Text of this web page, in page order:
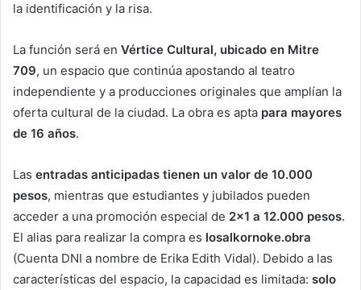
la identificación y la risa.
La función será en Vértice Cultural, ubicado en Mitre
709, un espacio que continúa apostando al teatro
independiente y a producciones originales que amplían la
oferta cultural de la ciudad. La obra es apta para mayores
de 16 años.
Las entradas anticipadas tienen un valor de 10.000
pesos, mientras que estudiantes y jubilados pueden
acceder a una promoción especial de 2×1 a 12.000 pesos.
El alias para realizar la compra es losalkornoke.obra
(Cuenta DNI a nombre de Erika Edith Vidal). Debido a las
características del espacio, la capacidad es limitada: solo